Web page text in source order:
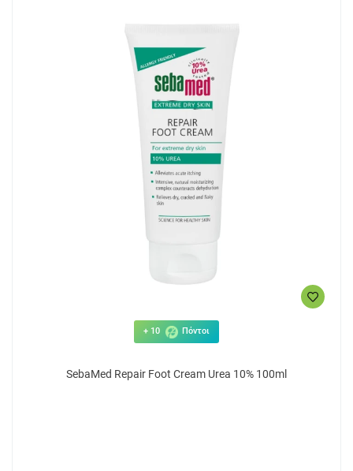
+ 10 Πόντοι
SebaMed Repair Foot Cream Urea 10% 100ml